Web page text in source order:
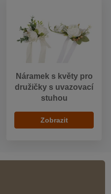
Náramek s květy pro
družičky s uvazovací
stuhou
Zobrazit